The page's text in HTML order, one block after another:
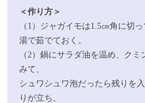
＜作り方＞
（1）ジャガイモは1.5㎝角に切
湯で茹でておく。
（2）鍋にサラダ油を温め、ク
みて、
シュワシュワ泡だったら残りを
りが立ち、